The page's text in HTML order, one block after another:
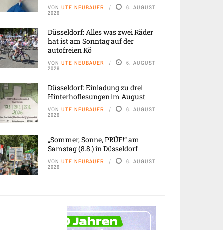
VON UTE NEUBAUER 6. AUGUST
2026
Düsseldorf: Alles was zwei Räder
hat ist am Sonntag auf der
autofreien Kö
VON UTE NEUBAUER 6. AUGUST
2026
Düsseldorf: Einladung zu drei
Hinterhoflesungen im August
VON UTE NEUBAUER 6. AUGUST
2026
„Sommer, Sonne, PRÜF!“ am
Samstag (8.8.) in Düsseldorf
VON UTE NEUBAUER 6. AUGUST
2026